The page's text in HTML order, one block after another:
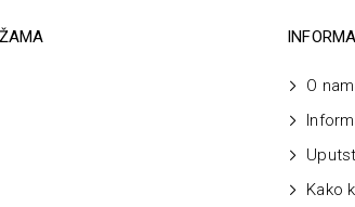
O
Kako